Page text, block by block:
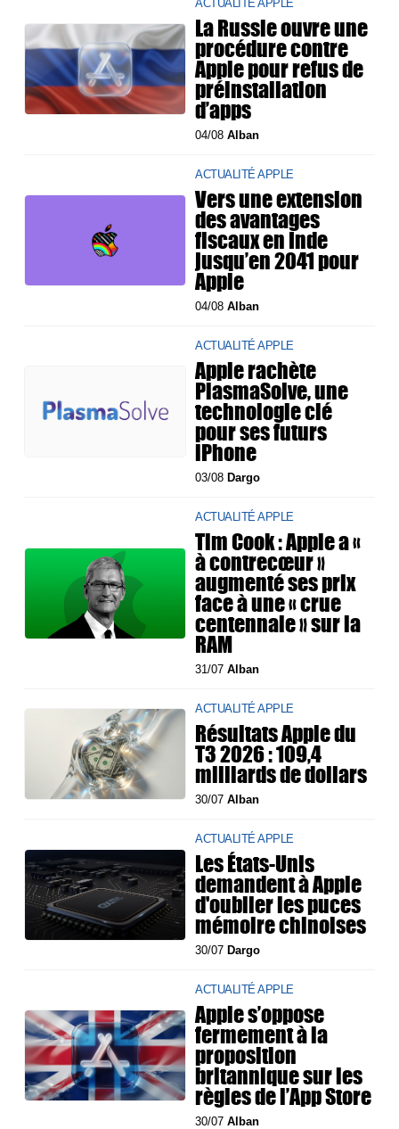
ACTUALITÉ APPLE
La Russie ouvre une
procédure contre
Apple pour refus de
préinstallation
d’apps
04/08Alban
ACTUALITÉ APPLE
Vers une extension
des avantages
fiscaux en Inde
jusqu’en 2041 pour
Apple
04/08Alban
ACTUALITÉ APPLE
Apple rachète
PlasmaSolve, une
technologie clé
pour ses futurs
iPhone
03/08 Dargo
ACTUALITÉ APPLE
Tim Cook : Apple a «
à contrecœur »
augmenté ses prix
face à une « crue
centennale » sur la
RAM
31/07Alban
ACTUALITÉ APPLE
Résultats Apple du
T3 2026 : 109,4
milliards de dollars
30/07Alban
ACTUALITÉ APPLE
Les États-Unis
demandent à Apple
d'oublier les puces
mémoire chinoises
30/07 Dargo
ACTUALITÉ APPLE
Apple s’oppose
fermement à la
proposition
britannique sur les
règles de l’App Store
30/07Alban